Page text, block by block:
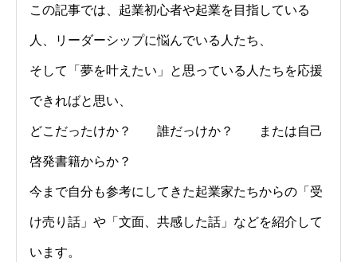
この記事では、起業初心者や起業を目指している
人、リーダーシップに悩んでいる人たち、
そして「夢を叶えたい」と思っている人たちを応援
できればと思い、
どこだったけか？ 誰だっけか？ または自己
啓発書籍からか？
今まで自分も参考にしてきた起業家たちからの「受
け売り話」や「文面、共感した話」などを紹介して
います。